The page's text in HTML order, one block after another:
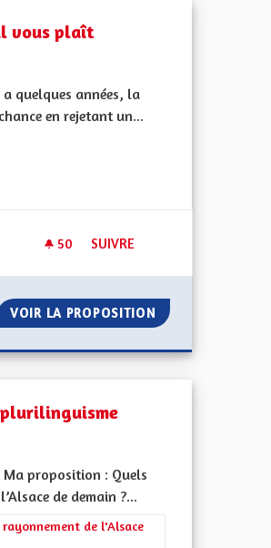
vous plaît
quelques années, la
en rejetant un...
: Autres
50 50 ABONNÉS
SUIVRE
VOIR LA PROPOSITION UN PEU DE
en Europe
proposition : Quels
de demain ?...
: La Culture, l'Education et le
de l'Alsace